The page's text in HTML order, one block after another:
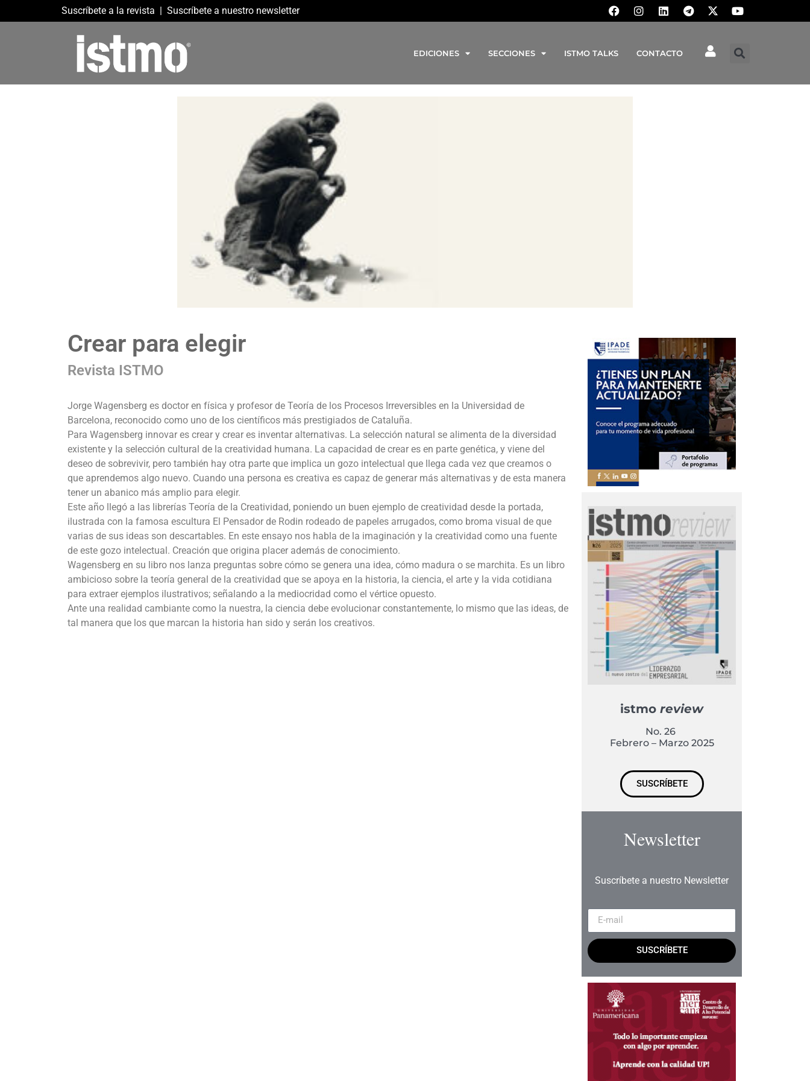
Suscríbete a la revista | Suscríbete a nuestro newsletter
EDICIONES SECCIONES ISTMO TALKS CONTACTO
Crear para elegir
Revista ISTMO
Jorge Wagensberg es doctor en física y profesor de Teoría de los Procesos Irreversibles en la Universidad de
Barcelona, reconocido como uno de los científicos más prestigiados de Cataluña.
Para Wagensberg innovar es crear y crear es inventar alternativas. La selección natural se alimenta de la diversidad
existente y la selección cultural de la creatividad humana. La capacidad de crear es en parte genética, y viene del
deseo de sobrevivir, pero también hay otra parte que implica un gozo intelectual que llega cada vez que creamos o
que aprendemos algo nuevo. Cuando una persona es creativa es capaz de generar más alternativas y de esta manera
tener un abanico más amplio para elegir.
Este año llegó a las librerías Teoría de la Creatividad, poniendo un buen ejemplo de creatividad desde la portada,
ilustrada con la famosa escultura El Pensador de Rodin rodeado de papeles arrugados, como broma visual de que
varias de sus ideas son descartables. En este ensayo nos habla de la imaginación y la creatividad como una fuente
de este gozo intelectual. Creación que origina placer además de conocimiento.
Wagensberg en su libro nos lanza preguntas sobre cómo se genera una idea, cómo madura o se marchita. Es un libro
ambicioso sobre la teoría general de la creatividad que se apoya en la historia, la ciencia, el arte y la vida cotidiana
para extraer ejemplos ilustrativos; señalando a la mediocridad como el vértice opuesto.
Ante una realidad cambiante como la nuestra, la ciencia debe evolucionar constantemente, lo mismo que las ideas, de
tal manera que los que marcan la historia han sido y serán los creativos.
istmoreview
No. 26
Febrero – Marzo 2025
SUSCRÍBETE
Newsletter
Suscríbete a nuestro Newsletter
SUSCRÍBETE